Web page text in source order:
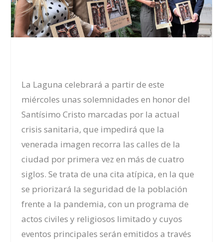
La Laguna celebrará a partir de este
miércoles unas solemnidades en honor del
Santísimo Cristo marcadas por la actual
crisis sanitaria, que impedirá que la
venerada imagen recorra las calles de la
ciudad por primera vez en más de cuatro
siglos. Se trata de una cita atípica, en la que
se priorizará la seguridad de la población
frente a la pandemia, con un programa de
actos civiles y religiosos limitado y cuyos
eventos principales serán emitidos a través